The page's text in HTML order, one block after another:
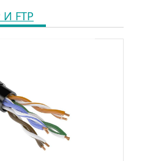
FTP